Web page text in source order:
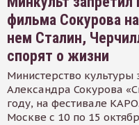
фильма Сокурова
нем Сталин,
спорят о жизни
Министерство
Александра Сокурова
году, на фестивале
Москве с 10 по 15